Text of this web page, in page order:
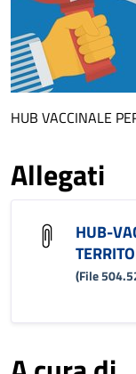
HUB VACCINALE
Allegati
HUB-
(File